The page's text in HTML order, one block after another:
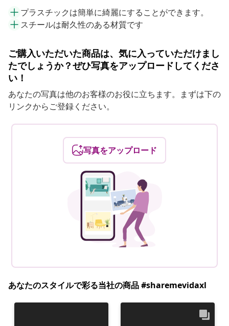
プラスチックは簡単に綺麗にすることができます。
スチールは耐久性のある材質です
ご購入いただいた商品は、気に入っていただけまし
たでしょうか？ぜひ写真をアップロードしてくださ
い！
あなたの写真は他のお客様のお役に立ちます。まずは下の
リンクからご登録ください。
写真をアップロード
あなたのスタイルで彩る当社の商品 #sharemevidaxl